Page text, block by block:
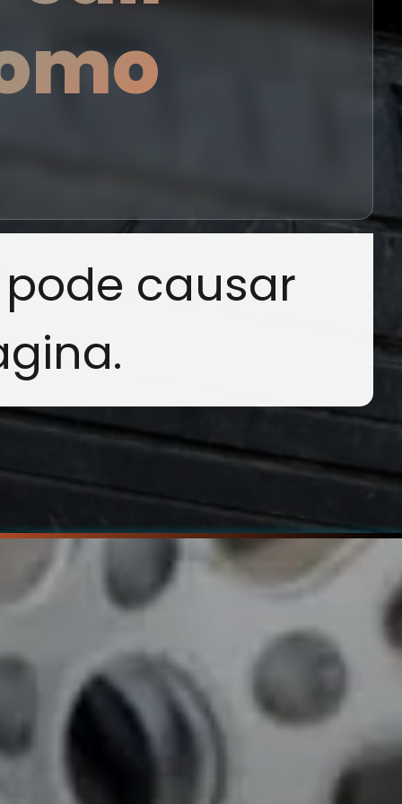
causar